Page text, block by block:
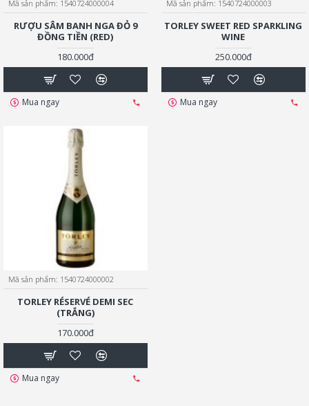
Mã sản phẩm: 1540724000004
RƯỢU SÂM BANH NGA ĐỎ 9
ĐỒNG TIỀN (RED)
180.000đ
Mua ngay
Mã sản phẩm: 1540724000003
TORLEY SWEET RED SPARKLING
WINE
250.000đ
Mua ngay
Mã sản phẩm: 1540724000002
TORLEY RÉSERVÉ DEMI SEC
(TRẮNG)
170.000đ
Mua ngay